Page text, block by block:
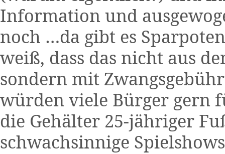
Information und
noch …da gibt es
weiß, dass das nicht aus
sondern mit
würden viele Bürger gern
die Gehälter 25-jähriger
schwachsinnige